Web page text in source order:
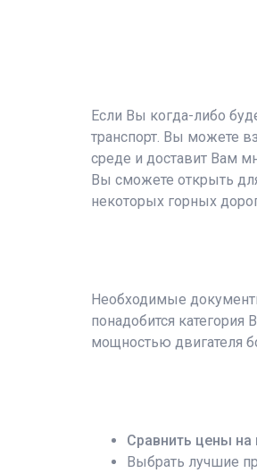
Если Вы когда-либо
транспорт. Вы можете
среде и доставит Вам
Вы сможете открыть
некоторых горных
Необходимые
понадобится категория
мощностью двигателя
Сравнить цены на
Выбрать лучшие